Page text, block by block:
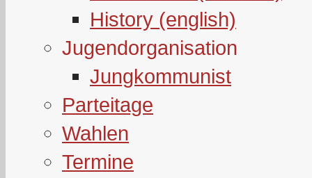
History (english)
Jugendorganisation
Jungkommunist
Parteitage
Wahlen
Termine